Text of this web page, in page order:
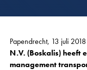
Papendrecht, 13 juli 2018
N.V. (Boskalis) heeft
management